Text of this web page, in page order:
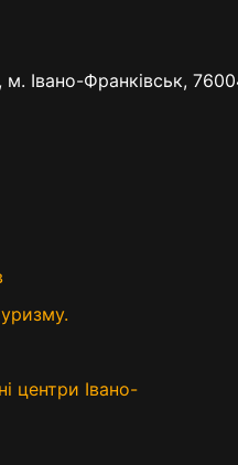
Івано-Франківськ,
центри Івано-